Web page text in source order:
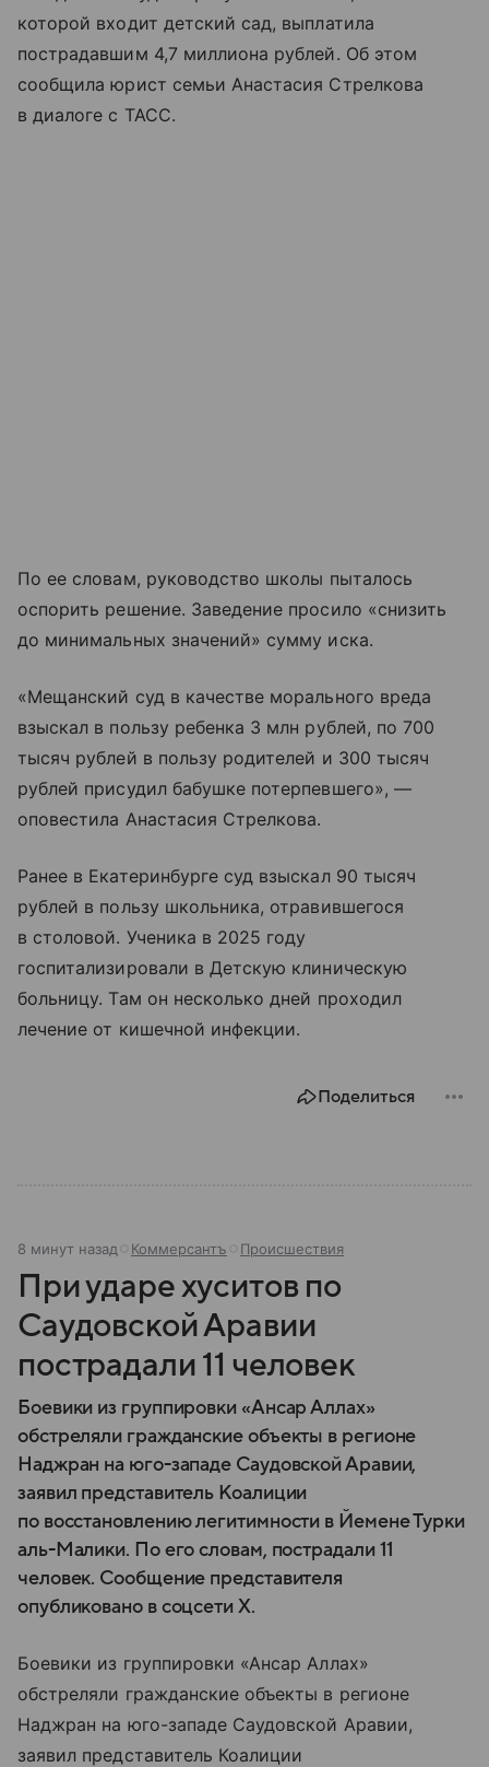
которой входит детский сад, выплатила
пострадавшим 4,7 миллиона рублей. Об этом
сообщила юрист семьи Анастасия Стрелкова
в диалоге с ТАСС.
По ее словам, руководство школы пыталось
оспорить решение. Заведение просило «снизить
до минимальных значений» сумму иска.
«Мещанский суд в качестве морального вреда
взыскал в пользу ребенка 3 млн рублей, по 700
тысяч рублей в пользу родителей и 300 тысяч
рублей присудил бабушке потерпевшего», —
оповестила Анастасия Стрелкова.
Ранее в Екатеринбурге суд взыскал 90 тысяч
рублей в пользу школьника, отравившегося
в столовой. Ученика в 2025 году
госпитализировали в Детскую клиническую
больницу. Там он несколько дней проходил
лечение от кишечной инфекции.
Поделиться
8 минут назад Коммерсантъ Происшествия
При ударе хуситов по
Саудовской Аравии
пострадали 11 человек
Боевики из группировки «Ансар Аллах»
обстреляли гражданские объекты в регионе
Наджран на юго-западе Саудовской Аравии,
заявил представитель Коалиции
по восстановлению легитимности в Йемене Турки
аль-Малики. По его словам, пострадали 11
человек. Сообщение представителя
опубликовано в соцсети X.
Боевики из группировки «Ансар Аллах»
обстреляли гражданские объекты в регионе
Наджран на юго-западе Саудовской Аравии,
заявил представитель Коалиции